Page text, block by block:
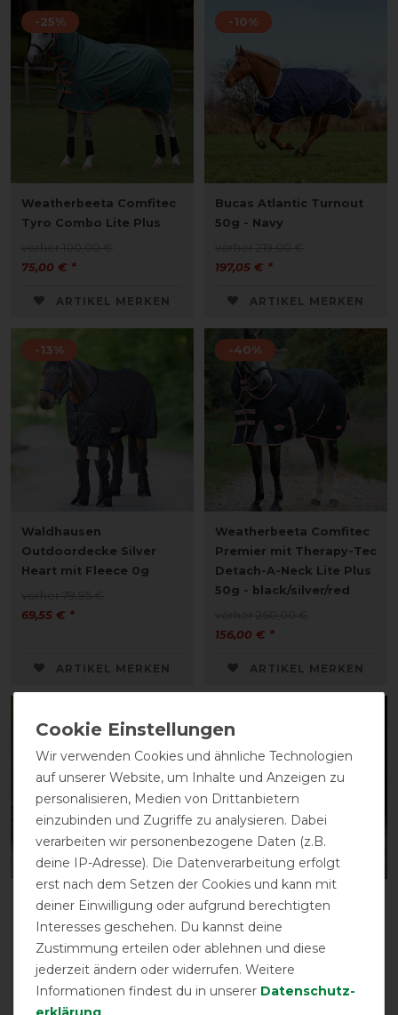
-25%
Weatherbeeta Comfitec
Tyro Combo Lite Plus
75,00 € *
ARTIKEL MERKEN
-10%
Bucas Atlantic Turnout
50g - Navy
197,05 € *
ARTIKEL MERKEN
-13%
Waldhausen
Outdoordecke Silver
Heart mit Fleece 0g
69,55 € *
ARTIKEL MERKEN
-40%
Weatherbeeta Comfitec
Premier mit Therapy-Tec
Detach-A-Neck Lite Plus
50g - black/silver/red
156,00 € *
ARTIKEL MERKEN
QHP Turnoutdecke
vorher 107,95 €
97,15 € *
Horseware Rambo
vorher 196,90 €
Wir verwenden Cookies und ähnliche Technologien
auf unserer Website, um Inhalte und Anzeigen zu
personalisieren, Medien von Drittanbietern
einzubinden und Zugriffe zu analysieren. Dabei
verarbeiten wir personenbezogene Daten (z.B.
deine IP-Adresse). Die Datenverarbeitung erfolgt
erst nach dem Setzen der Cookies und kann mit
deiner Einwilligung oder aufgrund berechtigten
Interesses geschehen. Du kannst deine
Zustimmung erteilen oder ablehnen und diese
jederzeit ändern oder widerrufen. Weitere
Informationen findest du in unserer Daten­schutz­